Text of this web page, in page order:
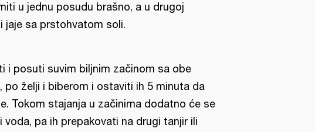
u jednu posudu brašno, a u drugoj
jaje sa prstohvatom soli.
i posuti suvim biljnim začinom sa obe
po želji i biberom i ostaviti ih 5 minuta da
Tokom stajanja u začinima dodatno će se
voda, pa ih prepakovati na drugi tanjir ili